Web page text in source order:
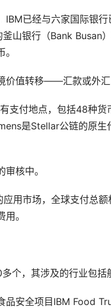
IBM已经与六家国际银
釜山银行（Bank
价值转移——汇款或外汇
支付地点，包括48种货
是Stellar公链的原
核中。
用市场，全球支付总
。
个，其涉及的行业包括
品安全项目IBM Food